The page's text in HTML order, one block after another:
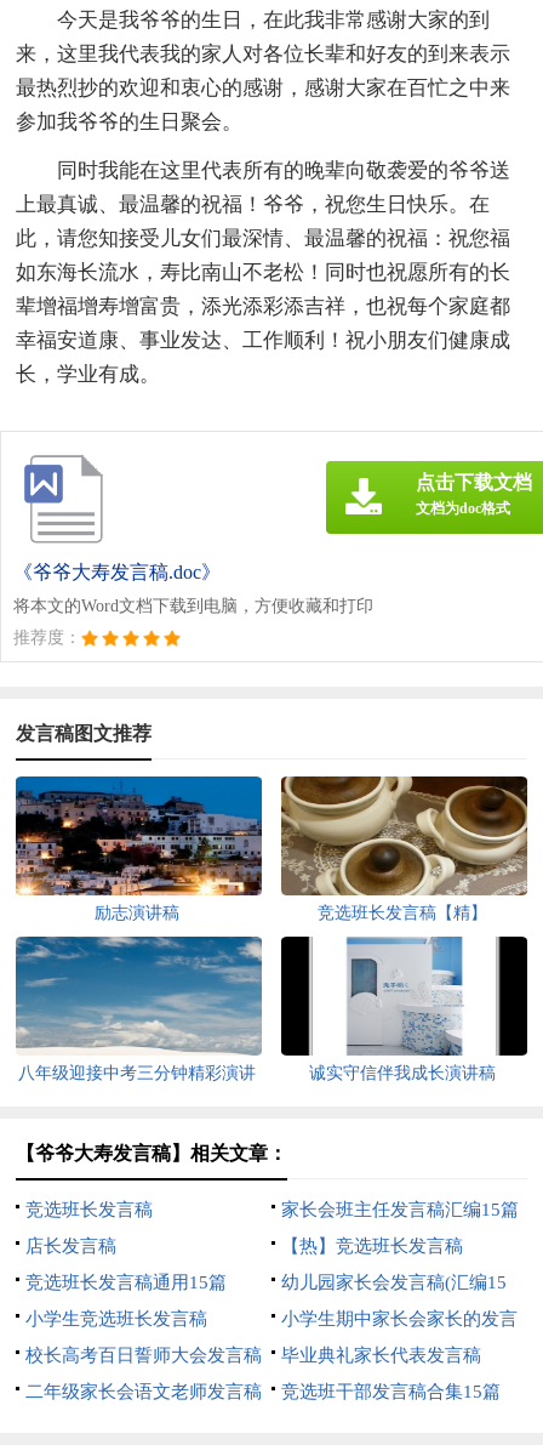
今天是我爷爷的生日，在此我非常感谢大家的到
来，这里我代表我的家人对各位长辈和好友的到来表示
最热烈抄的欢迎和衷心的感谢，感谢大家在百忙之中来
参加我爷爷的生日聚会。
同时我能在这里代表所有的晚辈向敬袭爱的爷爷送
上最真诚、最温馨的祝福！爷爷，祝您生日快乐。在
此，请您知接受儿女们最深情、最温馨的祝福：祝您福
如东海长流水，寿比南山不老松！同时也祝愿所有的长
辈增福增寿增富贵，添光添彩添吉祥，也祝每个家庭都
幸福安道康、事业发达、工作顺利！祝小朋友们健康成
长，学业有成。
《爷爷大寿发言稿.doc》
将本文的Word文档下载到电脑，方便收藏和打印
推荐度：
点击下载文档
文档为doc格式
发言稿图文推荐
励志演讲稿 竞选班长发言稿【精】
八年级迎接中考三分钟精彩演讲
诚实守信伴我成长演讲稿
【爷爷大寿发言稿】相关文章：
竞选班长发言稿
家长会班主任发言稿汇编15篇
店长发言稿
【热】竞选班长发言稿
竞选班长发言稿通用15篇
幼儿园家长会发言稿(汇编15
篇)
小学生竞选班长发言稿
小学生期中家长会家长的发言
稿
校长高考百日誓师大会发言稿
毕业典礼家长代表发言稿
二年级家长会语文老师发言稿
竞选班干部发言稿合集15篇